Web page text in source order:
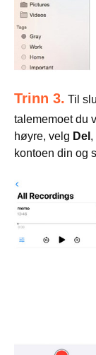
Trinn 3. Til
talememoet du
høyre, velg Del ,
kontoen din og